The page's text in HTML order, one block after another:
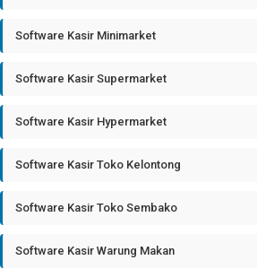
Software Kasir Minimarket
Software Kasir Supermarket
Software Kasir Hypermarket
Software Kasir Toko Kelontong
Software Kasir Toko Sembako
Software Kasir Warung Makan